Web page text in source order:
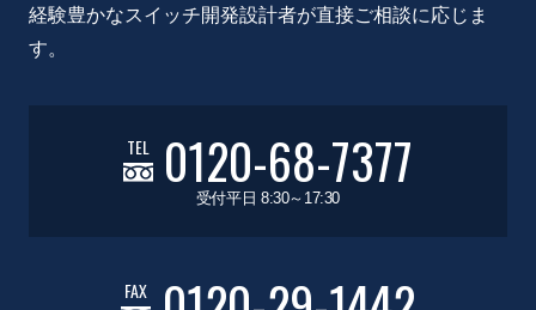
経験豊かなスイッチ開発設計者が直接ご相談に応じま
す。
TEL 0120-68-7377
受付平日 8:30～17:30
FAX